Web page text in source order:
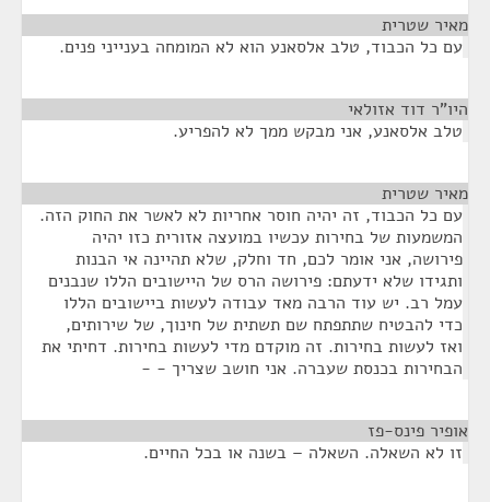
מאיר שטרית
עם כל הכבוד, טלב אלסאנע הוא לא המומחה בענייני פנים.
היו"ר דוד אזולאי
טלב אלסאנע, אני מבקש ממך לא להפריע.
מאיר שטרית
עם כל הכבוד, זה יהיה חוסר אחריות לא לאשר את החוק הזה.
המשמעות של בחירות עכשיו במועצה אזורית כזו יהיה
פירושה, אני אומר לכם, חד וחלק, שלא תהיינה אי הבנות
ותגידו שלא ידעתם: פירושה הרס של היישובים הללו שנבנים
עמל רב. יש עוד הרבה מאד עבודה לעשות ביישובים הללו
כדי להבטיח שתתפתח שם תשתית של חינוך, של שירותים,
ואז לעשות בחירות. זה מוקדם מדי לעשות בחירות. דחיתי את
הבחירות בכנסת שעברה. אני חושב שצריך - -
אופיר פינס-פז
זו לא השאלה. השאלה – בשנה או בכל החיים.